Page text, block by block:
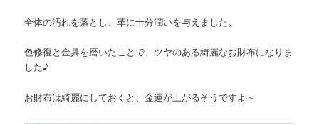
全体の汚れを落とし、革に十分潤いを与えました。
色修復と金具を磨いたことで、ツヤのある綺麗なお財布になりま
した♪
お財布は綺麗にしておくと、金運が上がるそうですよ～